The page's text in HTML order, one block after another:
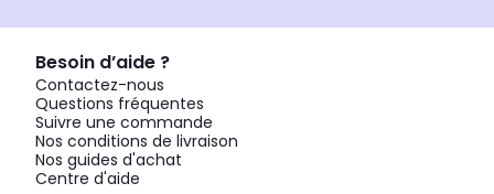
Besoin d’aide ?
Contactez-nous
Questions fréquentes
Suivre une commande
Nos conditions de livraison
Nos guides d'achat
Centre d'aide